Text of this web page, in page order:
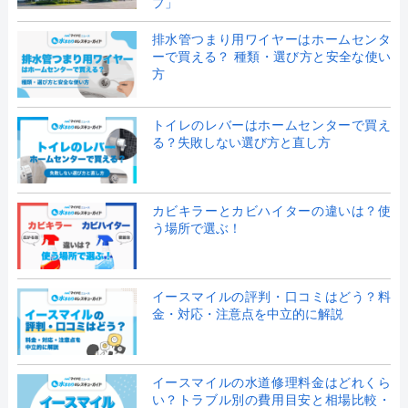
排水管つまり用ワイヤーはホームセンタ
ーで買える？ 種類・選び方と安全な使い
方
トイレのレバーはホームセンターで買え
る？失敗しない選び方と直し方
カビキラーとカビハイターの違いは？使
う場所で選ぶ！
イースマイルの評判・口コミはどう？料
金・対応・注意点を中立的に解説
イースマイルの水道修理料金はどれくら
い？トラブル別の費用目安と相場比較・